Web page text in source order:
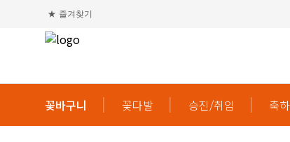
★ 즐겨찾기
꽃바구니 꽃다발 승진/취임 축